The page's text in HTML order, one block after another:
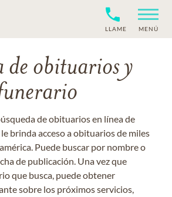
LLAME MENÚ
de obituarios y
de obituarios en línea de
brinda acceso a obituarios de miles
Puede buscar por nombre o
de publicación. Una vez que
que busca, puede obtener
sobre los próximos servicios,